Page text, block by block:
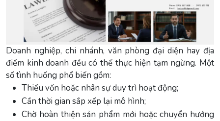
Doanh nghiệp, chi nhánh, văn phòng đại diện hay địa
điểm kinh doanh đều có thể thực hiện tạm ngừng. Một
số tình huống phổ biến gồm:
Thiếu vốn hoặc nhân sự duy trì hoạt động;
Cần thời gian sắp xếp lại mô hình;
Chờ hoàn thiện sản phẩm mới hoặc chuyển hướng